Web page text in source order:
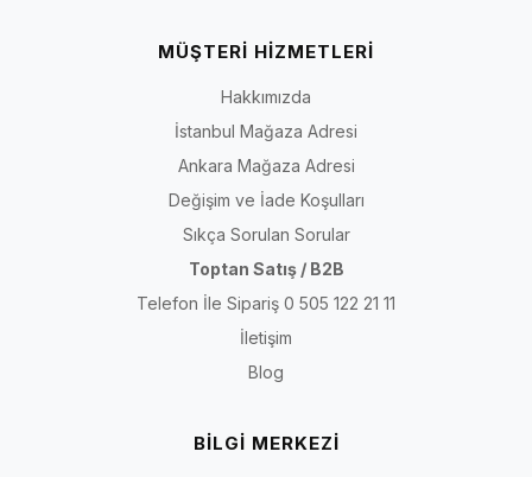
MÜŞTERİ HİZMETLERİ
Hakkımızda
İstanbul Mağaza Adresi
Ankara Mağaza Adresi
Değişim ve İade Koşulları
Sıkça Sorulan Sorular
Toptan Satış / B2B
Telefon İle Sipariş 0 505 122 21 11
İletişim
Blog
BİLGİ MERKEZİ